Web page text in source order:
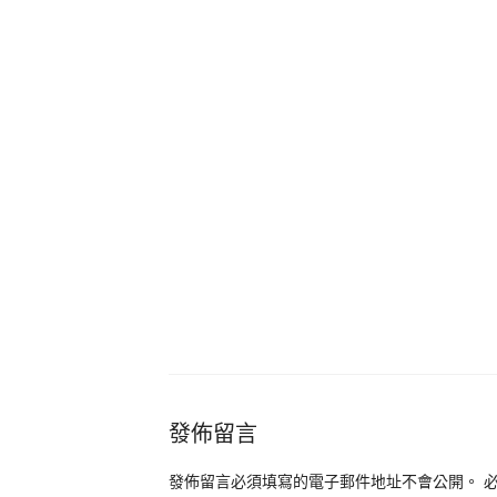
發佈留言
發佈留言必須填寫的電子郵件地址不會公開。